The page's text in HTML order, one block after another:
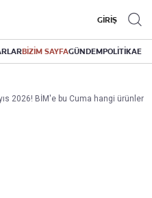
GİRİŞ
BİZİM SAYFAGÜNDEMPOLİTİKA
2026! BİM'e bu Cuma hangi ürünler